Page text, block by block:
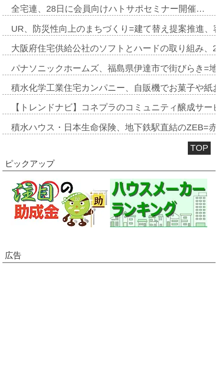
全宅連、28日に会員向けハトサポセミナー開催…
UR、防災性向上のまちづくり=建て替え提案推進
大阪府住宅供給公社のソフトとハードの取り組み
パナソニックホームズ、福島県伊達市で街びらき=
積水化学工業住宅カンパニー、自販機でお菓子や
【トレンドナビ】コネプラのコミュニティ醸成サ
積水ハウス・日本生命保険、地下鉄駅直結のZEB=
TOP
ピックアップ
広告